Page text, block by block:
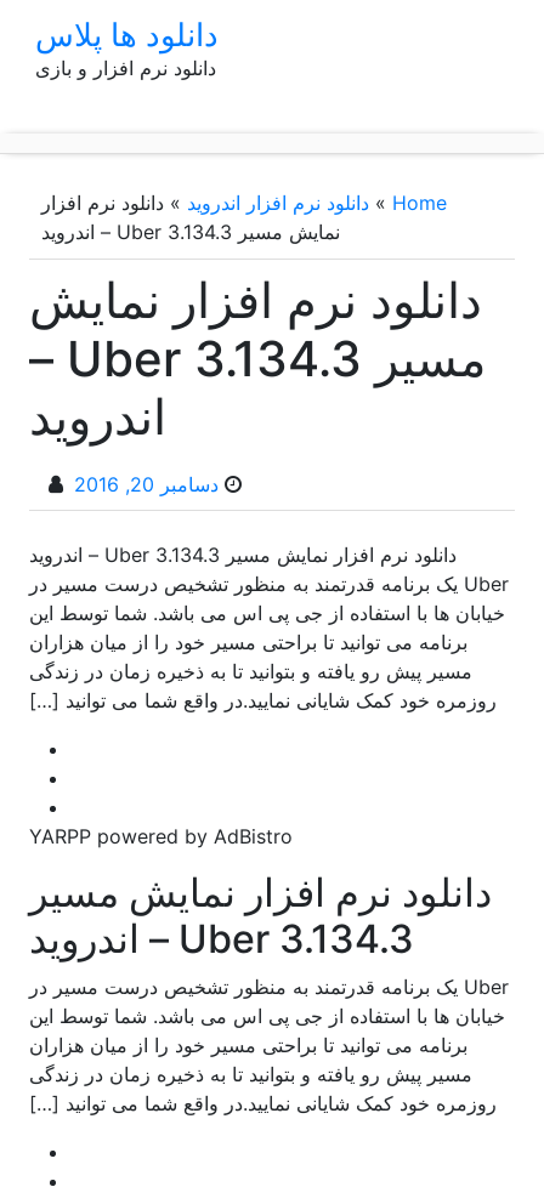
دانلود ها پلاس
دانلود نرم افزار و بازی
Home
»دانلود نرم افزار اندروید »دانلود نرم افزار
نمایش مسیر Uber 3.134.3 – اندروید
دانلود نرم افزار نمایش
مسیر Uber 3.134.3 –
اندروید
دسامبر 20, 2016
دانلود نرم افزار نمایش مسیر Uber 3.134.3 – اندروید
Uber یک برنامه قدرتمند به منظور تشخیص درست مسیر در
خیابان ها با استفاده از جی پی اس می باشد. شما توسط این
برنامه می توانید تا براحتی مسیر خود را از میان هزاران
مسیر پیش رو یافته و بتوانید تا به ذخیره زمان در زندگی
روزمره خود کمک شایانی نمایید.در واقع شما می توانید […]
YARPP powered by AdBistro
دانلود نرم افزار نمایش مسیر
Uber 3.134.3 – اندروید
Uber یک برنامه قدرتمند به منظور تشخیص درست مسیر در
خیابان ها با استفاده از جی پی اس می باشد. شما توسط این
برنامه می توانید تا براحتی مسیر خود را از میان هزاران
مسیر پیش رو یافته و بتوانید تا به ذخیره زمان در زندگی
روزمره خود کمک شایانی نمایید.در واقع شما می توانید […]